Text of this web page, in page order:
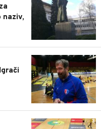
naziv,
1
3